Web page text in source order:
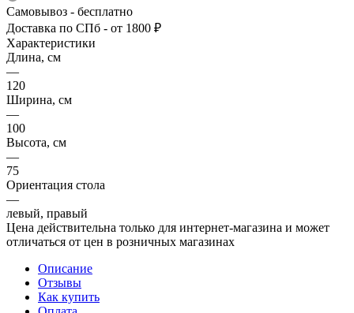
Самовывоз - бесплатно
Доставка по СПб - от 1800 ₽
Характеристики
Длина, см
—
120
Ширина, см
—
100
Высота, см
—
75
Ориентация стола
—
левый, правый
Цена действительна только для интернет-магазина и может
отличаться от цен в розничных магазинах
Описание
Отзывы
Как купить